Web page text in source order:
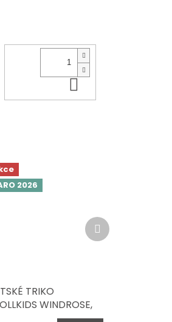
Do košíku
2026
TRIKO
WINDROSE,
GREEN /
Další
produkt